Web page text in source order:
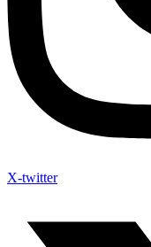
X-twitter